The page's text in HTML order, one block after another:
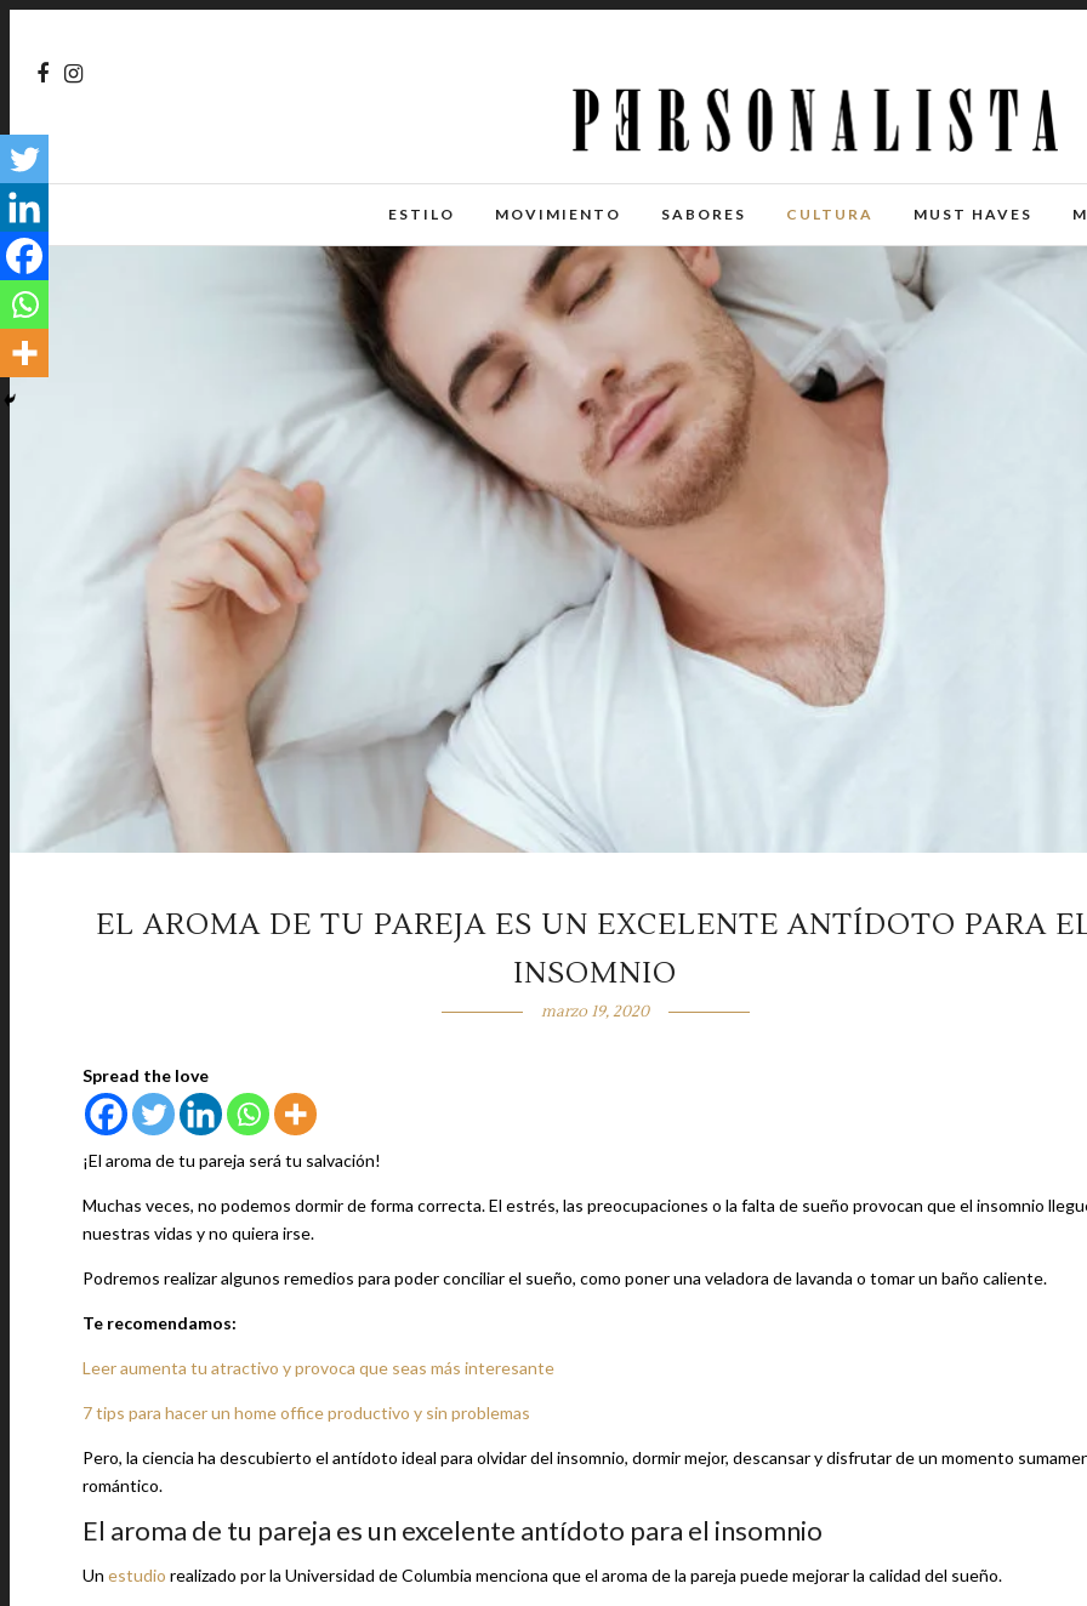
ESTILO MOVIMIENTO SABORES CULTURA MUST HAVES
EL AROMA DE TU PAREJA ES UN EXCELENTE ANTÍDOTO PARA
INSOMNIO
marzo 19, 2020
Spread the love
¡El aroma de tu pareja será tu salvación!
Muchas veces, no podemos dormir de forma correcta. El estrés, las preocupaciones o la falta de sueño provocan que el insomnio
nuestras vidas y no quiera irse.
Podremos realizar algunos remedios para poder conciliar el sueño, como poner una veladora de lavanda o tomar un baño caliente.
Te recomendamos:
Leer aumenta tu atractivo y provoca que seas más interesante
7 tips para hacer un home office productivo y sin problemas
Pero, la ciencia ha descubierto el antídoto ideal para olvidar del insomnio, dormir mejor, descansar y disfrutar de un momento
romántico.
El aroma de tu pareja es un excelente antídoto para el insomnio
Un estudio realizado por la Universidad de Columbia menciona que el aroma de la pareja puede mejorar la calidad del sueño.